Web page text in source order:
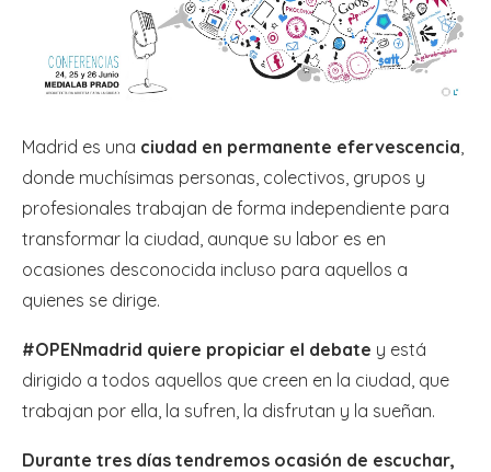
Madrid es una ciudad en permanente efervescencia
donde muchísimas personas, colectivos, grupos y
profesionales trabajan de forma independiente para
transformar la ciudad, aunque su labor es en
ocasiones desconocida incluso para aquellos a
quienes se dirige.
#OPENmadrid quiere propiciar el debate y está
dirigido a todos aquellos que creen en la ciudad, que
trabajan por ella, la sufren, la disfrutan y la sueñan.
Durante tres días tendremos ocasión de escuchar,